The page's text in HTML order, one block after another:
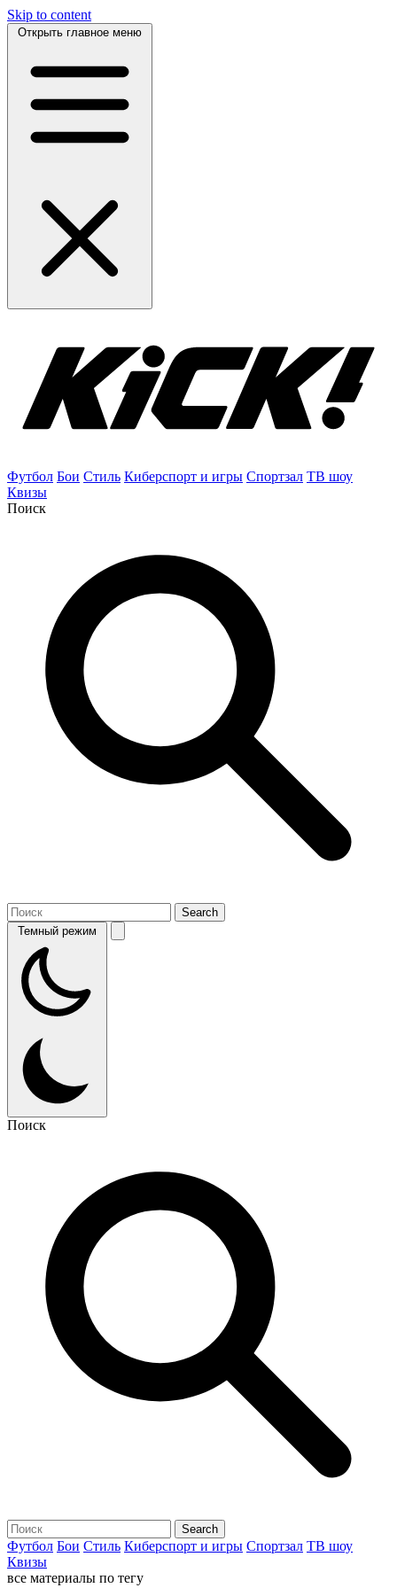
Skip to content
Открыть главное меню
Футбол Бои Стиль Киберспорт и игры Спортзал ТВ шоу
Квизы
Поиск
Темный режим
Поиск
Футбол Бои Стиль Киберспорт и игры Спортзал ТВ шоу
Квизы
все материалы по тегу